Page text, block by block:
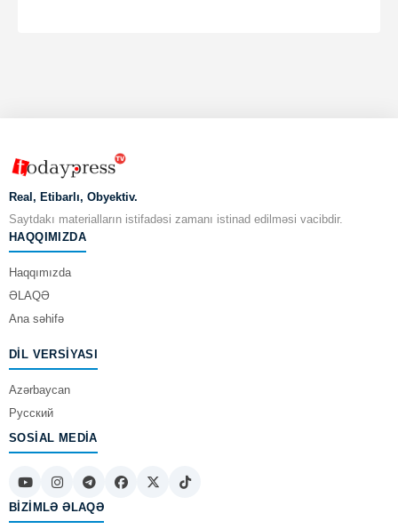
Real, Etibarlı, Obyektiv.
Saytdakı materialların istifadəsi zamanı istinad edilməsi vacibdir.
HAQQIMIZDA
Haqqımızda
ƏLAQƏ
Ana səhifə
DIL VERSIYASI
Azərbaycan
Русский
SOSIAL MEDIA
BIZIMLƏ ƏLAQƏ